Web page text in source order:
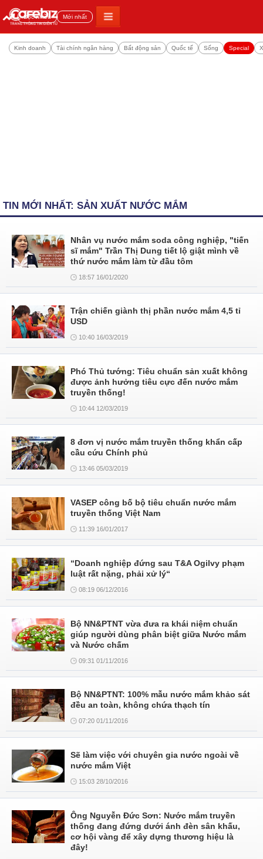
Đọc nhiều Mới nhất
Kinh doanh Tài chính ngân hàng Bất động sản Quốc tế Sống Special
TIN MỚI NHẤT: SẢN XUẤT NƯỚC MẮM
Nhân vụ nước mắm soda công nghiệp, "tiến
sĩ mắm" Trần Thị Dung tiết lộ giật mình về
thứ nước mắm làm từ đầu tôm
18:57 16/01/2020
Trận chiến giành thị phần nước mắm 4,5 tỉ
USD
10:40 16/03/2019
Phó Thủ tướng: Tiêu chuẩn sản xuất không
được ảnh hưởng tiêu cực đến nước mắm
truyền thống!
10:44 12/03/2019
8 đơn vị nước mắm truyền thống khẩn cấp
cầu cứu Chính phủ
13:46 05/03/2019
VASEP công bố bộ tiêu chuẩn nước mắm
truyền thống Việt Nam
11:39 16/01/2017
“Doanh nghiệp đứng sau T&A Ogilvy phạm
luật rất nặng, phải xử lý“
08:19 06/12/2016
Bộ NN&PTNT vừa đưa ra khái niệm chuẩn
giúp người dùng phân biệt giữa Nước mắm
và Nước chấm
09:31 01/11/2016
Bộ NN&PTNT: 100% mẫu nước mắm khảo sát
đều an toàn, không chứa thạch tín
07:20 01/11/2016
Sẽ làm việc với chuyên gia nước ngoài về
nước mắm Việt
15:03 28/10/2016
Ông Nguyễn Đức Sơn: Nước mắm truyền
thống đang đứng dưới ánh đèn sân khấu,
cơ hội vàng để xây dựng thương hiệu là
đây!